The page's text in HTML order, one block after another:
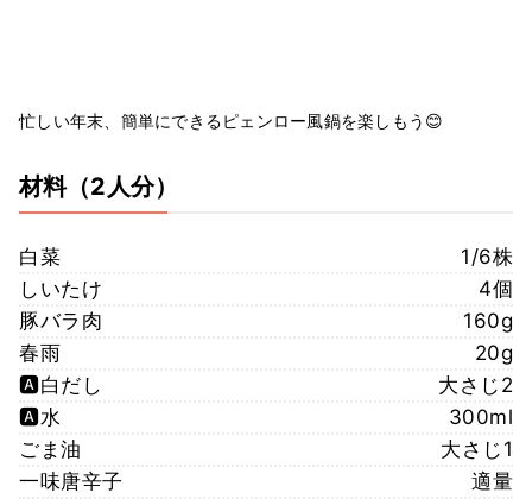
忙しい年末、簡単にできるピェンロー風鍋を楽しもう😊
材料（2人分）
白菜
1/6株
しいたけ
4個
豚バラ肉
160g
春雨
20g
🅰️白だし
大さじ2
🅰️水
300ml
ごま油
大さじ1
一味唐辛子
適量